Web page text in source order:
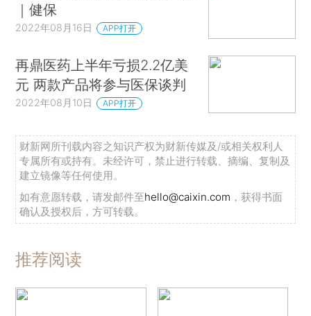
｜健保
2022年08月16日 APP打开
再鼎医药上半年亏损2.2亿美
元 两款产品将参与医保谈判
2022年08月10日 APP打开
财新网所刊载内容之知识产权为财新传媒及/或相关权利人
专属所有或持有。未经许可，禁止进行转载、摘编、复制及
建立镜像等任何使用。
如有意愿转载，请发邮件至hello@caixin.com ，获得书面
确认及授权后，方可转载。
推荐阅读